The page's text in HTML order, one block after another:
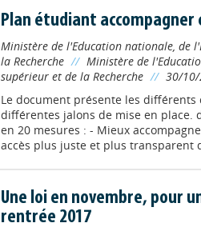
Plan étudiant accompagner
Ministère de l'Education nationale, de
la Recherche // Ministère de
supérieur et de la Recherche // 30/
Le document présente les différents
différentes jalons de mise en place.
en 20 mesures : - Mieux
accès plus juste et plus transparent
Une loi en novembre, pour
rentrée 2017